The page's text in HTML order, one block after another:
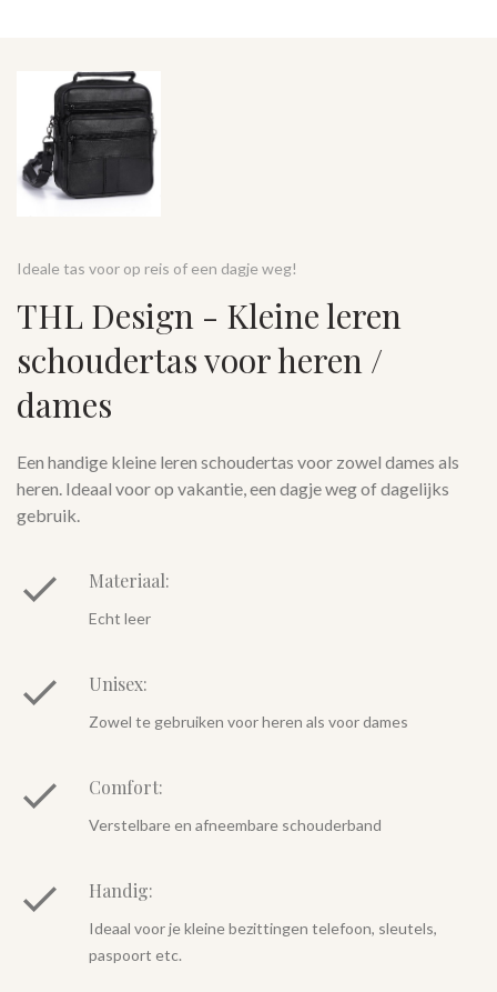
Ideale tas voor op reis of een dagje weg!
THL Design - Kleine leren
schoudertas voor heren /
dames
Een handige kleine leren schoudertas voor zowel dames als
heren. Ideaal voor op vakantie, een dagje weg of dagelijks
gebruik.
Materiaal:
Echt leer
Unisex:
Zowel te gebruiken voor heren als voor dames
Comfort:
Verstelbare en afneembare schouderband
Handig:
Ideaal voor je kleine bezittingen telefoon, sleutels,
paspoort etc.